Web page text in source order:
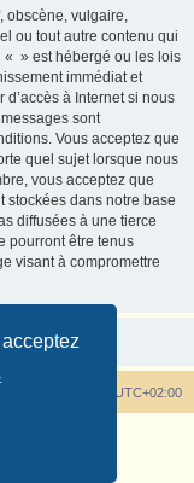
obscène, vulgaire,
ou tout autre contenu qui
« » est hébergé ou les lois
immédiat et
à Internet si nous
sont
Vous acceptez que
quel sujet lorsque nous
vous acceptez que
stockées dans notre base
diffusées à une tierce
pourront être tenus
visant à compromettre
UTC+02:00
Limited